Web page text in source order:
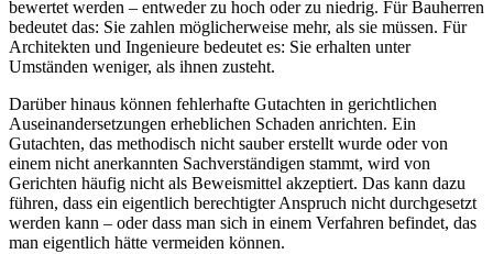
bewertet werden – entweder zu hoch oder zu niedrig. Für Bauherren
bedeutet das: Sie zahlen möglicherweise mehr, als sie müssen. Für
Architekten und Ingenieure bedeutet es: Sie erhalten unter
Umständen weniger, als ihnen zusteht.
Darüber hinaus können fehlerhafte Gutachten in gerichtlichen
Auseinandersetzungen erheblichen Schaden anrichten. Ein
Gutachten, das methodisch nicht sauber erstellt wurde oder von
einem nicht anerkannten Sachverständigen stammt, wird von
Gerichten häufig nicht als Beweismittel akzeptiert. Das kann dazu
führen, dass ein eigentlich berechtigter Anspruch nicht durchgesetzt
werden kann – oder dass man sich in einem Verfahren befindet, das
man eigentlich hätte vermeiden können.